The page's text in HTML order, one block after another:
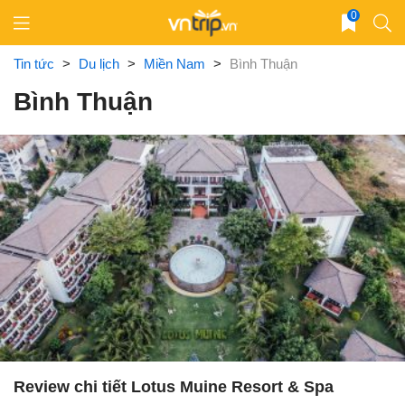
content
0
Tin tức > Du lịch > Miền Nam > Bình Thuận
Bình Thuận
Review chi tiết Lotus Muine Resort & Spa